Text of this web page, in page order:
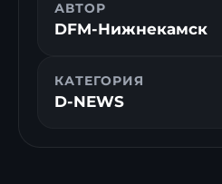
АВТОР
DFM-Нижнекамск
КАТЕГОРИЯ
D-NEWS